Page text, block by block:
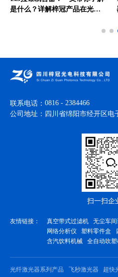
是什么？详解梓冠产品在光纤
联系电话： 0816 - 2384466
公司地址： 四川省绵阳市经开区电
扫一扫企
友情链接： 真空带式过滤机 无尘车
网络分析仪
塑料零件盒
含汽饮料机械
全自动吹
光纤激光器系列产品 飞秒激光器 超快